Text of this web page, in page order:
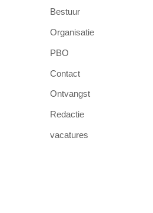
Bestuur
Organisatie
PBO
Contact
Ontvangst
Redactie
vacatures